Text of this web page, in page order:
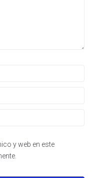
y web en este